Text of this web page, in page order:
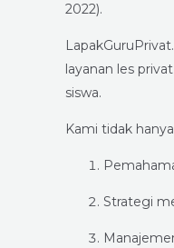
2022).
layanan les
siswa.
Kami tidak
Strategi